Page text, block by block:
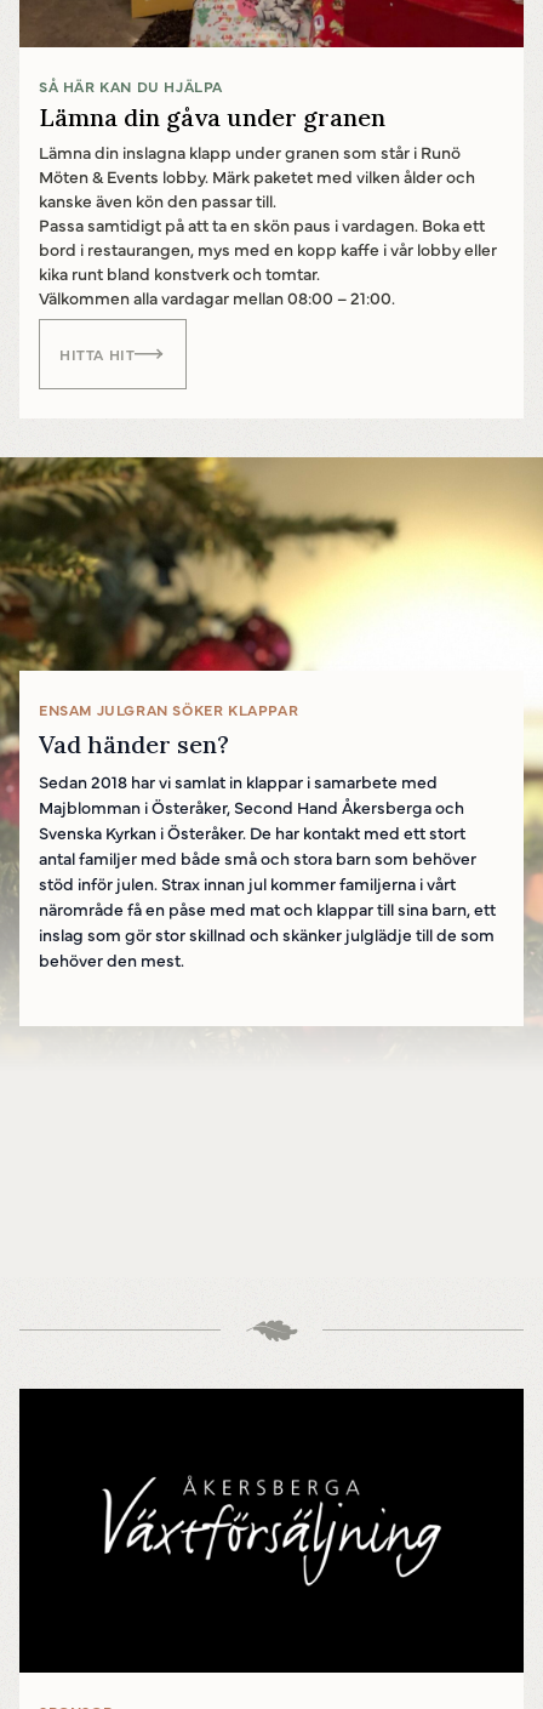
Powered by Translate
SÅ HÄR KAN DU HJÄLPA
Lämna din gåva under granen
Lämna din inslagna klapp under granen som står i Runö
Möten & Events lobby. Märk paketet med vilken ålder och
kanske även kön den passar till.
Passa samtidigt på att ta en skön paus i vardagen. Boka ett
bord i restaurangen, mys med en kopp kaffe i vår lobby eller
kika runt bland konstverk och tomtar.
Välkommen alla vardagar mellan 08:00 – 21:00.
HITTA HIT
ENSAM JULGRAN SÖKER KLAPPAR
Vad händer sen?
Sedan 2018 har vi samlat in klappar i samarbete med
Majblomman i Österåker, Second Hand Åkersberga och
Svenska Kyrkan i Österåker. De har kontakt med ett stort
antal familjer med både små och stora barn som behöver
stöd inför julen. Strax innan jul kommer familjerna i vårt
närområde få en påse med mat och klappar till sina barn, ett
inslag som gör stor skillnad och skänker julglädje till de som
behöver den mest.